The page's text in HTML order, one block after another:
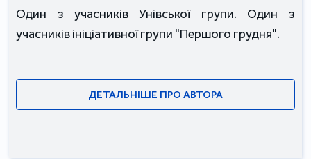
Один з учасників Унівської групи. Один з
учасників ініціативної групи "Першого грудня".
ДЕТАЛЬНІШЕ ПРО АВТОРА